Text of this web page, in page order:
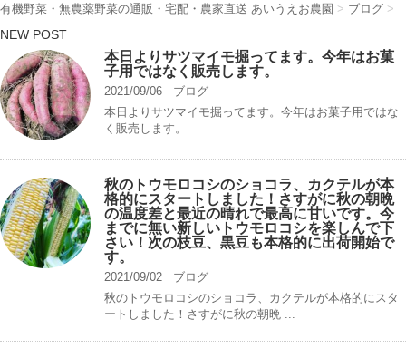
有機野菜・無農薬野菜の通販・宅配・農家直送 あいうえお農園 > ブログ >
NEW POST
本日よりサツマイモ掘ってます。今年はお菓
子用ではなく販売します。
2021/09/06
ブログ
本日よりサツマイモ掘ってます。今年はお菓子用ではな
く販売します。
秋のトウモロコシのショコラ、カクテルが本
格的にスタートしました！さすがに秋の朝晩
の温度差と最近の晴れで最高に甘いです。今
までに無い新しいトウモロコシを楽しんで下
さい！次の枝豆、黒豆も本格的に出荷開始で
す。
2021/09/02
ブログ
秋のトウモロコシのショコラ、カクテルが本格的にスタ
ートしました！さすがに秋の朝晩 ...